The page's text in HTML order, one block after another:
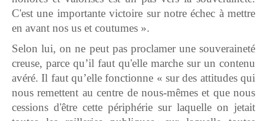
C'est une importante victoire sur notre échec à mettre
en avant nos us et coutumes ».
Selon lui, on ne peut pas proclamer une souveraineté
creuse, parce qu’il faut qu'elle marche sur un contenu
avéré. Il faut qu’elle fonctionne « sur des attitudes qui
nous remettent au centre de nous-mêmes et que nous
cessions d'être cette périphérie sur laquelle on jetait